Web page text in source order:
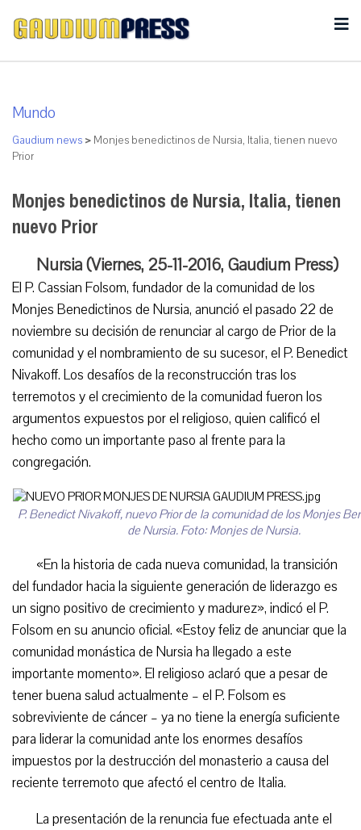
Mundo
Gaudium news > Monjes benedictinos de Nursia, Italia, tienen nuevo
Prior
Monjes benedictinos de Nursia, Italia, tienen
nuevo Prior
Nursia (Viernes, 25-11-2016, Gaudium Press)
El P. Cassian Folsom, fundador de la comunidad de los
Monjes Benedictinos de Nursia, anunció el pasado 22 de
noviembre su decisión de renunciar al cargo de Prior de la
comunidad y el nombramiento de su sucesor, el P. Benedict
Nivakoff. Los desafíos de la reconstrucción tras los
terremotos y el crecimiento de la comunidad fueron los
argumentos expuestos por el religioso, quien calificó el
hecho como un importante paso al frente para la
congregación.
P. Benedict Nivakoff, nuevo Prior de la comunidad de los Monjes
de Nursia. Foto: Monjes de Nursia.
«En la historia de cada nueva comunidad, la transición
del fundador hacia la siguiente generación de liderazgo es
un signo positivo de crecimiento y madurez», indicó el P.
Folsom en su anuncio oficial. «Estoy feliz de anunciar que la
comunidad monástica de Nursia ha llegado a este
importante momento». El religioso aclaró que a pesar de
tener buena salud actualmente – el P. Folsom es
sobreviviente de cáncer – ya no tiene la energía suficiente
para liderar la comunidad ante los enormes desafíos
impuestos por la destrucción del monasterio a causa del
reciente terremoto que afectó el centro de Italia.
La presentación de la renuncia fue efectuada ante el